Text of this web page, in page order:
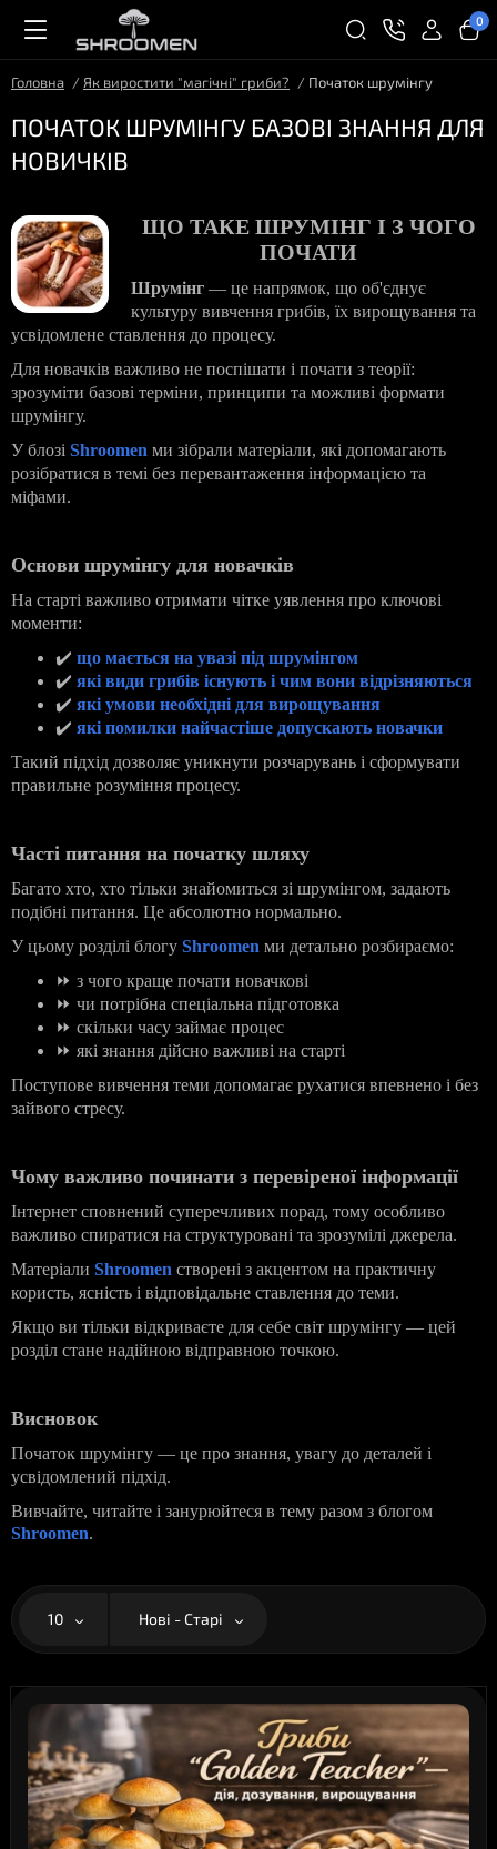
0
Головна Як виростити "магічні" гриби? Початок шрумінгу
ПОЧАТОК ШРУМІНГУ БАЗОВІ ЗНАННЯ ДЛЯ
НОВИЧКІВ
ЩО ТАКЕ ШРУМІНГ І З ЧОГО
ПОЧАТИ
Шрумінг — це напрямок, що об'єднує
культуру вивчення грибів, їх вирощування та
усвідомлене ставлення до процесу.
Для новачків важливо не поспішати і почати з теорії:
зрозуміти базові терміни, принципи та можливі формати
шрумінгу.
У блозі Shroomen ми зібрали матеріали, які допомагають
розібратися в темі без перевантаження інформацією та
міфами.
Основи шрумінгу для новачків
На старті важливо отримати чітке уявлення про ключові
моменти:
✔ що мається на увазі під шрумінгом
✔ які види грибів існують і чим вони відрізняються
✔ які умови необхідні для вирощування
✔ які помилки найчастіше допускають новачки
Такий підхід дозволяє уникнути розчарувань і сформувати
правильне розуміння процесу.
Часті питання на початку шляху
Багато хто, хто тільки знайомиться зі шрумінгом, задають
подібні питання. Це абсолютно нормально.
У цьому розділі блогу Shroomen ми детально розбираємо:
⏩ з чого краще почати новачкові
⏩ чи потрібна спеціальна підготовка
⏩ скільки часу займає процес
⏩ які знання дійсно важливі на старті
Поступове вивчення теми допомагає рухатися впевнено і без
зайвого стресу.
Чому важливо починати з перевіреної інформації
Інтернет сповнений суперечливих порад, тому особливо
важливо спиратися на структуровані та зрозумілі джерела.
Матеріали Shroomen створені з акцентом на практичну
користь, ясність і відповідальне ставлення до теми.
Якщо ви тільки відкриваєте для себе світ шрумінгу — цей
розділ стане надійною відправною точкою.
Висновок
Початок шрумінгу — це про знання, увагу до деталей і
усвідомлений підхід.
Вивчайте, читайте і занурюйтеся в тему разом з блогом
Shroomen.
10 Нові - Старі